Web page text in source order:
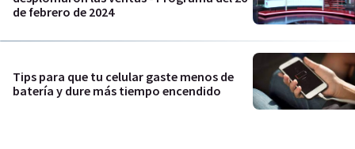
de febrero de 2024
Tips para que tu celular gaste menos de
batería y dure más tiempo encendido